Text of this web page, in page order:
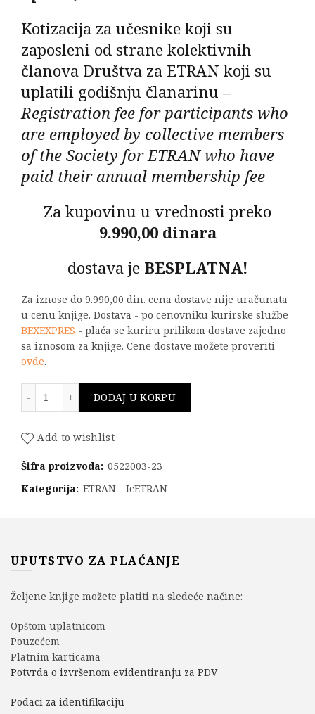
Kotizacija za učesnike koji su
zaposleni od strane kolektivnih
članova Društva za ETRAN koji su
uplatili godišnju članarinu –
Registration fee for participants who
are employed by collective members
of the Society for ETRAN who have
paid their annual membership fee
Za kupovinu u vrednosti preko
9.990,00 dinara
dostava je BESPLATNA!
Za iznose do 9.990,00 din. cena dostave nije uračunata
u cenu knjige. Dostava - po cenovniku kurirske službe
BEXEXPRES - plaća se kuriru prilikom dostave zajedno
sa iznosom za knjige. Cene dostave možete proveriti
ovde.
DODAJ U KORPU
Add to wishlist
Šifra proizvoda: 0522003-23
Kategorija: ETRAN - IcETRAN
UPUTSTVO ZA PLAĆANJE
Željene knjige možete platiti na sledeće načine:
Opštom uplatnicom
Pouzećem
Platnim karticama
Potvrda o izvršenom evidentiranju za PDV
Podaci za identifikaciju